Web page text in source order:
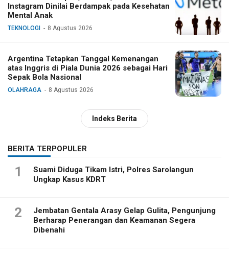
Instagram Dinilai Berdampak pada Kesehatan
Mental Anak
TEKNOLOGI 8 Agustus 2026
Argentina Tetapkan Tanggal Kemenangan
atas Inggris di Piala Dunia 2026 sebagai Hari
Sepak Bola Nasional
OLAHRAGA 8 Agustus 2026
Indeks Berita
BERITA TERPOPULER
1
Suami Diduga Tikam Istri, Polres Sarolangun
Ungkap Kasus KDRT
2
Jembatan Gentala Arasy Gelap Gulita, Pengunjung
Berharap Penerangan dan Keamanan Segera
Dibenahi